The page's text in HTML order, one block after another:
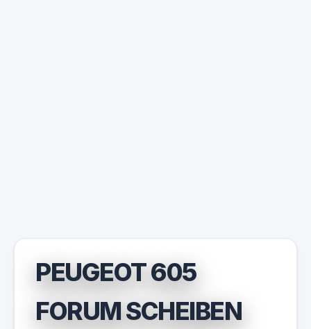
PEUGEOT 605
FORUM SCHEIBEN